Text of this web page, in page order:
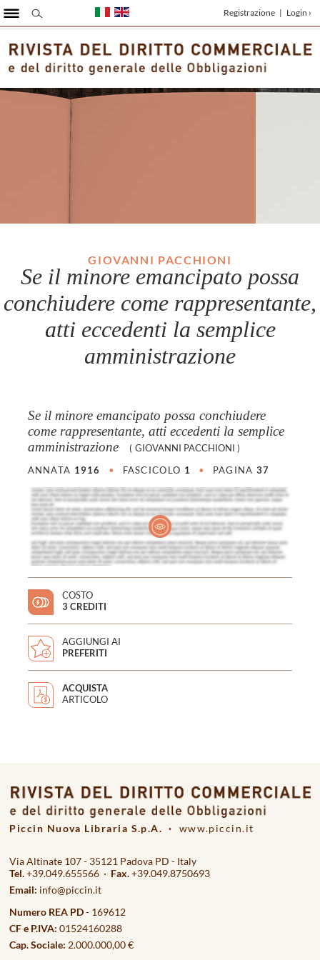
GIOVANNI PACCHIONI
Se il minore emancipato possa
conchiudere come rappresentante,
atti eccedenti la semplice
amministrazione
Se il minore emancipato possa conchiudere
come rappresentante, atti eccedenti la semplice
amministrazione
( GIOVANNI PACCHIONI )
ANNATA 1916 • FASCICOLO 1 • PAGINA 37
COSTO
3 CREDITI
AGGIUNGI AI
PREFERITI
ACQUISTA
ARTICOLO
Registrazione | Login ›
Piccin Nuova Libraria S.p.A. · www.piccin.it
Via Altinate 107 - 35121 Padova PD - Italy
Tel.+39.049.655566 · Fax.+39.049.8750693
Email: info@piccin.it
Numero REA PD- 169612
CF e P.IVA: 01524160288
Cap. Sociale: 2.000.000,00 €